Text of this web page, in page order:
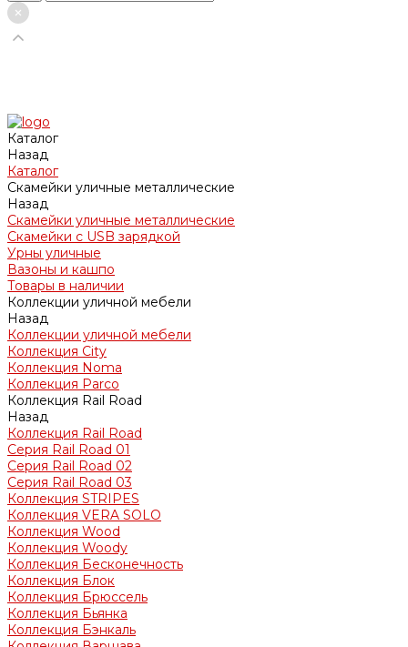
Каталог
Назад
Каталог
Скамейки уличные металлические
Назад
Скамейки уличные металлические
Скамейки с USB зарядкой
Урны уличные
Вазоны и кашпо
Товары в наличии
Коллекции уличной мебели
Назад
Коллекции уличной мебели
Коллекция City
Коллекция Noma
Коллекция Parco
Коллекция Rail Road
Назад
Коллекция Rail Road
Серия Rail Road 01
Серия Rail Road 02
Серия Rail Road 03
Коллекция STRIPES
Коллекция VERA SOLO
Коллекция Wood
Коллекция Woody
Коллекция Бесконечность
Коллекция Блок
Коллекция Брюссель
Коллекция Бьянка
Коллекция Бэнкаль